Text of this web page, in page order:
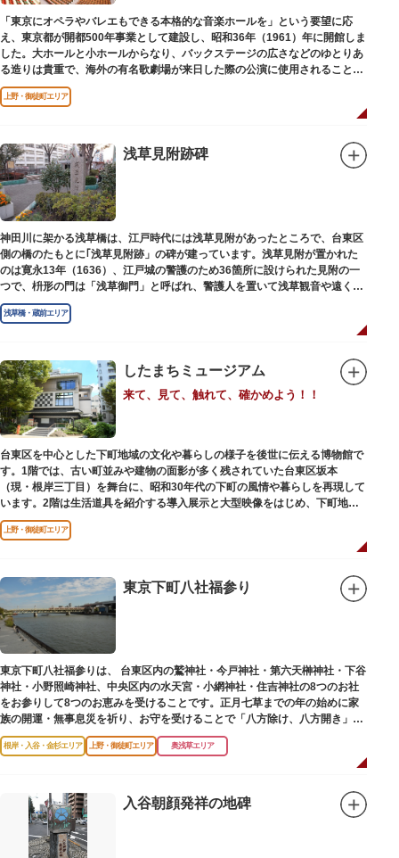
「東京にオペラやバレエもできる本格的な音楽ホールを」という要望に応
え、東京都が開都500年事業として建設し、昭和36年（1961）年に開館しま
した。大ホールと小ホールからなり、バックステージの広さなどのゆとりあ
る造りは貴重で、海外の有名歌劇場が来日した際の公演に使用されることが
多いホールです。
上野・御徒町エリア
浅草見附跡碑
神田川に架かる浅草橋は、江戸時代には浅草見附があったところで、台東区
側の橋のたもとに｢浅草見附跡」の碑が建っています。浅草見附が置かれた
のは寛永13年（1636）、江戸城の警護のため36箇所に設けられた見附の一
つで、枡形の門は「浅草御門」と呼ばれ、警護人を置いて浅草観音や遠くは
奥州へ往来する人々を取り締まりました。
浅草橋・蔵前エリア
したまちミュージアム
来て、見て、触れて、確かめよう！！
台東区を中心とした下町地域の文化や暮らしの様子を後世に伝える博物館で
す。1階では、古い町並みや建物の面影が多く残されていた台東区坂本
（現・根岸三丁目）を舞台に、昭和30年代の下町の風情や暮らしを再現して
います。2階は生活道具を紹介する導入展示と大型映像をはじめ、下町地域
の歴史や出来事をたどることのできる資料を展示しています。また3階には
企画展示室と、道具や玩具を体験し、調べることができるしたまち情報コー
上野・御徒町エリア
東京下町八社福参り
東京下町八社福参りは、 台東区内の鷲神社・今戸神社・第六天榊神社・下谷
神社・小野照崎神社、中央区内の水天宮・小網神社・住吉神社の8つのお社
をお参りして8つのお恵みを受けることです。正月七草までの年の始めに家
族の開運・無事息災を祈り、お守を受けることで「八方除け、八方開き」に
も通じます。
根岸・入谷・金杉エリア 上野・御徒町エリア 奥浅草エリア
入谷朝顔発祥の地碑